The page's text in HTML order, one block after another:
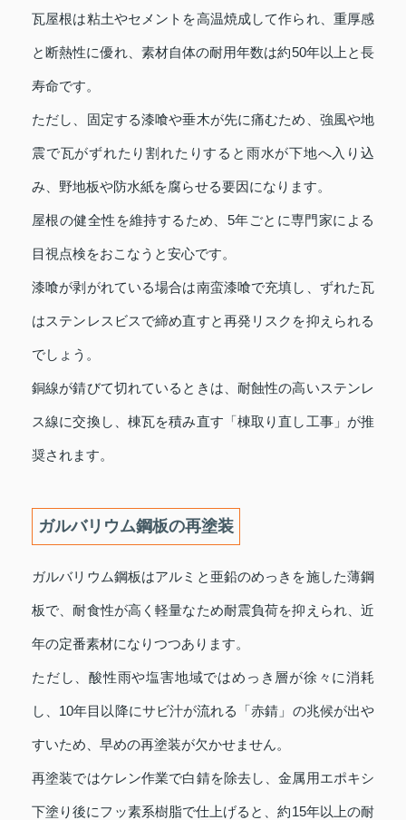
瓦屋根は粘土やセメントを高温焼成して作られ、重厚感
と断熱性に優れ、素材自体の耐用年数は約50年以上と長
寿命です。
ただし、固定する漆喰や垂木が先に痛むため、強風や地
震で瓦がずれたり割れたりすると雨水が下地へ入り込
み、野地板や防水紙を腐らせる要因になります。
屋根の健全性を維持するため、5年ごとに専門家による
目視点検をおこなうと安心です。
漆喰が剥がれている場合は南蛮漆喰で充填し、ずれた瓦
はステンレスビスで締め直すと再発リスクを抑えられる
でしょう。
銅線が錆びて切れているときは、耐蝕性の高いステンレ
ス線に交換し、棟瓦を積み直す「棟取り直し工事」が推
奨されます。
ガルバリウム鋼板の再塗装
ガルバリウム鋼板はアルミと亜鉛のめっきを施した薄鋼
板で、耐食性が高く軽量なため耐震負荷を抑えられ、近
年の定番素材になりつつあります。
ただし、酸性雨や塩害地域ではめっき層が徐々に消耗
し、10年目以降にサビ汁が流れる「赤錆」の兆候が出や
すいため、早めの再塗装が欠かせません。
再塗装ではケレン作業で白錆を除去し、金属用エポキシ
下塗り後にフッ素系樹脂で仕上げると、約15年以上の耐